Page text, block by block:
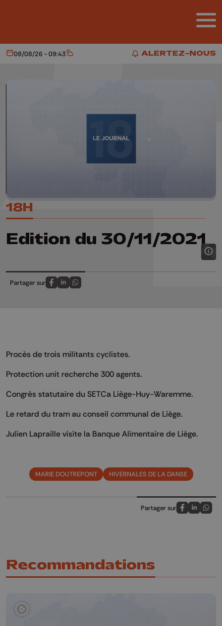
ALERTEZ-NOUS
ALERTEZ-NOUS
Aujourd'hui
08/08/26 - 09:43 Météo
18H
Edition du 30/11/2021
Partager sur
Partagez sur FaceBook
Partagez sur LinkedIn
Partagez sur Whatsapp
Procès de trois militants cyclistes.
Protection unit recherche 300 agents.
Congrès statutaire du SETCa Liège-Huy-Waremme.
Le retard du tram au conseil communal de Liège.
Julien Lapraille visite la Banque Alimentaire de Liège.
MARIE DOUTREPONT HIVERNALES DE LA DANSE
Partager sur
Partagez sur
Partagez
Recommandations